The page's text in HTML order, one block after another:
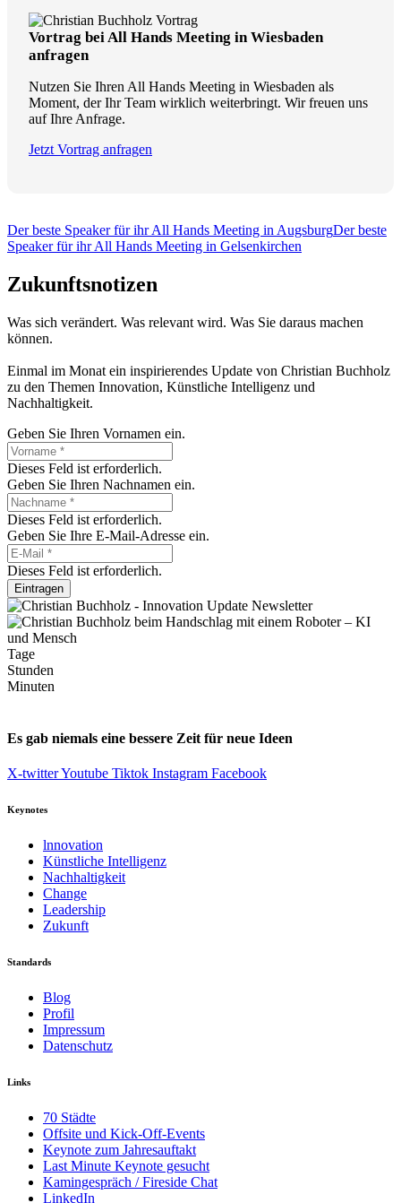
Vortrag bei All Hands Meeting in Wiesbaden
anfragen
Nutzen Sie Ihren All Hands Meeting in Wiesbaden als
Moment, der Ihr Team wirklich weiterbringt. Wir freuen uns
auf Ihre Anfrage.
Jetzt Vortrag anfragen
Der beste Speaker für ihr All Hands Meeting in AugsburgDer beste
Speaker für ihr All Hands Meeting in Gelsenkirchen
Zukunftsnotizen
Was sich verändert. Was relevant wird. Was Sie daraus machen
können.
Einmal im Monat ein inspirierendes Update von Christian Buchholz
zu den Themen Innovation, Künstliche Intelligenz und
Nachhaltigkeit.
Geben Sie Ihren Vornamen ein.
Dieses Feld ist erforderlich.
Geben Sie Ihren Nachnamen ein.
Dieses Feld ist erforderlich.
Geben Sie Ihre E-Mail-Adresse ein.
Dieses Feld ist erforderlich.
Eintragen
Tage
Stunden
Minuten
Es gab niemals eine bessere Zeit für neue Ideen
X-twitterYoutube Tiktok Instagram Facebook
Keynotes
lnnovation
Künstliche Intelligenz
Nachhaltigkeit
Change
Leadership
Zukunft
Standards
Blog
Profil
Impressum
Datenschutz
Links
70 Städte
Offsite und Kick-Off-Events
Keynote zum Jahresauftakt
Last Minute Keynote gesucht
Kamingespräch / Fireside Chat
LinkedIn